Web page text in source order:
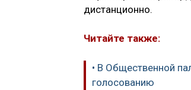
дистанционно.
Читайте также:
• В Общественной
голосованию